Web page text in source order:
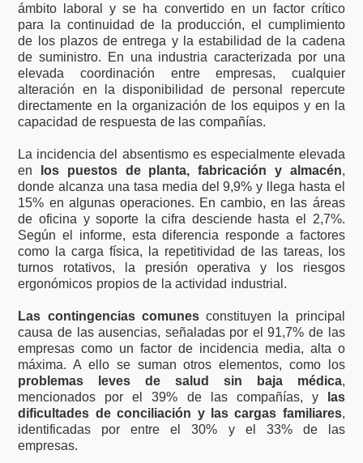
ámbito laboral y se ha convertido en un factor crítico
para la continuidad de la producción, el cumplimiento
de los plazos de entrega y la estabilidad de la cadena
de suministro. En una industria caracterizada por una
elevada coordinación entre empresas, cualquier
alteración en la disponibilidad de personal repercute
directamente en la organización de los equipos y en la
capacidad de respuesta de las compañías.
La incidencia del absentismo es especialmente elevada
en los puestos de planta, fabricación y almacén,
donde alcanza una tasa media del 9,9% y llega hasta el
15% en algunas operaciones. En cambio, en las áreas
de oficina y soporte la cifra desciende hasta el 2,7%.
Según el informe, esta diferencia responde a factores
como la carga física, la repetitividad de las tareas, los
turnos rotativos, la presión operativa y los riesgos
ergonómicos propios de la actividad industrial.
Las contingencias comunesconstituyen la principal
causa de las ausencias, señaladas por el 91,7% de las
empresas como un factor de incidencia media, alta o
máxima. A ello se suman otros elementos, como los
problemas leves de salud sin baja médica,
mencionados por el 39% de las compañías, y
las
dificultades de conciliación y las cargas familiares,
identificadas por entre el 30% y el 33% de las
empresas.